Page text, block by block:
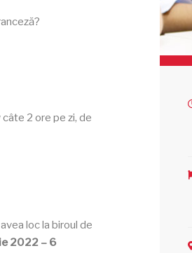
2 ore pe zi, de
loc la biroul de
2022 – 6